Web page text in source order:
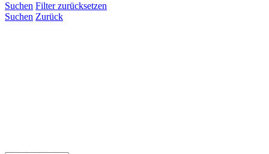
Suchen Filter zurücksetzen
Suchen Zurück